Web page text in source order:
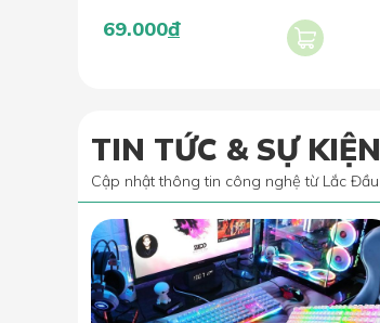
69.000đ
TIN TỨC & SỰ KIỆN
Cập nhật thông tin công nghệ từ Lắc Đầu